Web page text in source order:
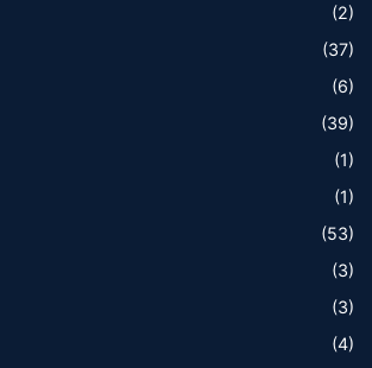
(2)
(37)
(6)
(39)
(1)
(1)
(53)
(3)
(3)
(4)